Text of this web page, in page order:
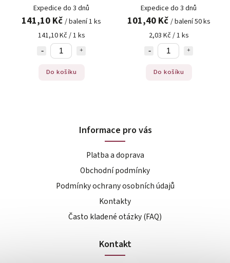
Expedice do 3 dnů
141,10 Kč / balení 1 ks
141,10 Kč / 1 ks
Do košíku
Expedice do 3 dnů
101,40 Kč / balení 50 ks
2,03 Kč / 1 ks
Do košíku
Informace pro vás
Platba a doprava
Obchodní podmínky
Podmínky ochrany osobních údajů
Kontakty
Často kladené otázky (FAQ)
Kontakt